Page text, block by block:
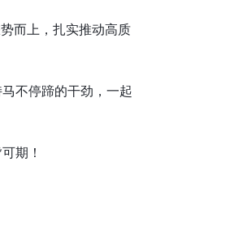
而上，扎实推动高质
不停蹄的干劲，一起
期！